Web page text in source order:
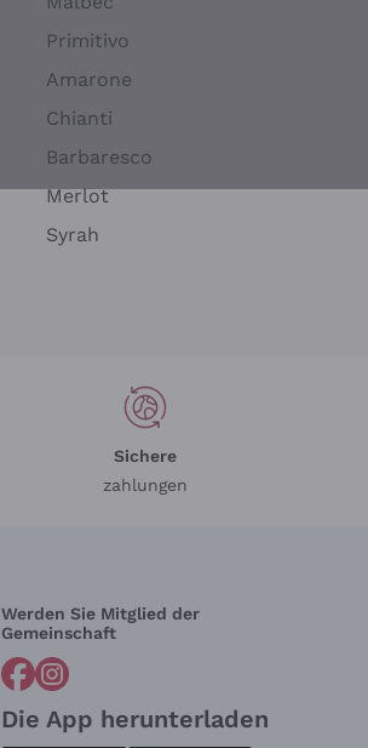
Primitivo
Amarone
Chianti
Barbaresco
Merlot
Syrah
Sichere
zahlungen
Werden Sie Mitglied der
Gemeinschaft
Die App herunterladen